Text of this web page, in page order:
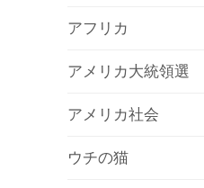
アフリカ
アメリカ大統領選
アメリカ社会
ウチの猫